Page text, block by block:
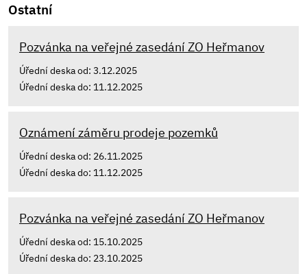
Ostatní
Pozvánka na veřejné zasedání ZO Heřmanov
Úřední deska od: 3.12.2025
Úřední deska do: 11.12.2025
Oznámení záměru prodeje pozemků
Úřední deska od: 26.11.2025
Úřední deska do: 11.12.2025
Pozvánka na veřejné zasedání ZO Heřmanov
Úřední deska od: 15.10.2025
Úřední deska do: 23.10.2025